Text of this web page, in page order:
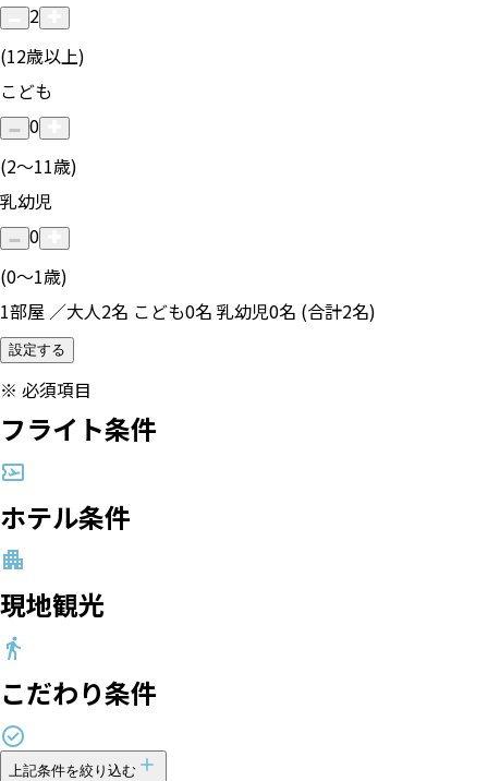
2
(12歳以上)
こども
0
(2〜11歳)
乳幼児
0
(0〜1歳)
1部屋 ／大人2名 こども0名 乳幼児0名 (合計2名)
設定する
※ 必須項目
フライト条件
ホテル条件
現地観光
こだわり条件
上記条件を絞り込む